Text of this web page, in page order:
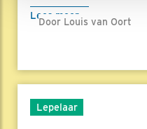
Lees meer
Door Louis van Oort
Lepelaar